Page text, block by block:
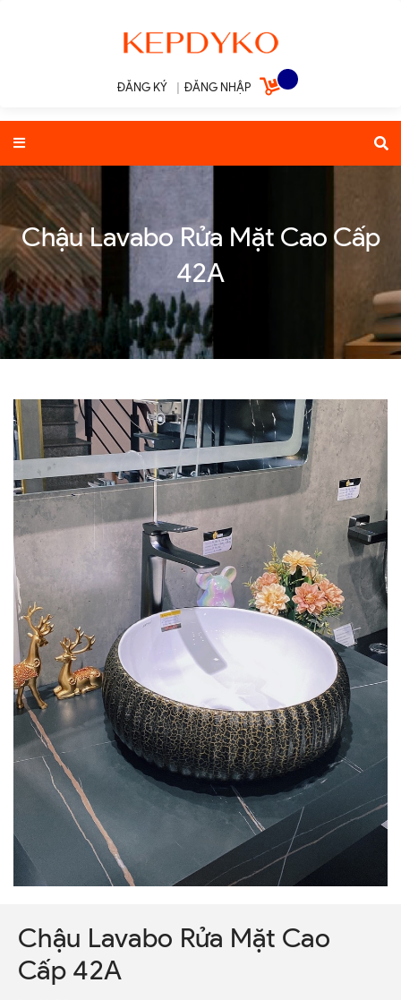
ĐĂNG KÝ ĐĂNG NHẬP
Chậu Lavabo Rửa Mặt Cao Cấp
42A
Chậu Lavabo Rửa Mặt Cao
Cấp 42A